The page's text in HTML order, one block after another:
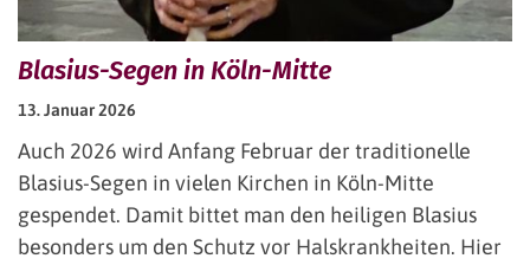
Blasius-Segen in Köln-Mitte
13. Januar 2026
Auch 2026 wird Anfang Februar der traditionelle
Blasius-Segen in vielen Kirchen in Köln-Mitte
gespendet. Damit bittet man den heiligen Blasius
besonders um den Schutz vor Halskrankheiten. Hier